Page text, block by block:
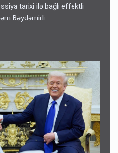
tarixi ilə bağlı effektli
Bəydəmirli